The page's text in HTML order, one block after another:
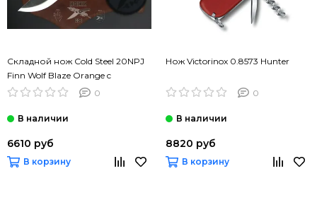
Складной нож Cold Steel 20NPJ
Finn Wolf Blaze Orange c
клинком из стали AUS-8A,
0
6610 руб
В корзину
Нож Victorinox 0.8573 Hunter
0
8820 руб
В корзину